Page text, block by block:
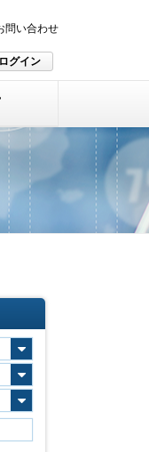
問い合わせ
ログイン